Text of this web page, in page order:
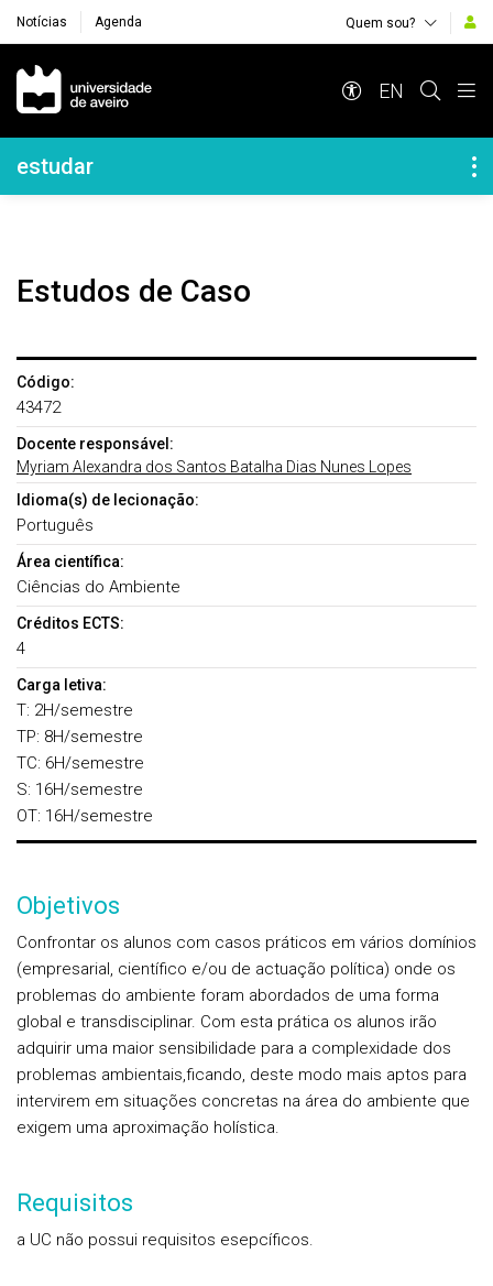
Notícias Agenda Quem sou?
Navegação Principal
EN
Navegação Lateral
estudar
Estudos de Caso
Código:
43472
Docente responsável:
Myriam Alexandra dos Santos Batalha Dias Nunes Lopes
Idioma(s) de lecionação:
Português
Área científica:
Ciências do Ambiente
Créditos ECTS:
4
Carga letiva:
T: 2H/semestre
TP: 8H/semestre
TC: 6H/semestre
S: 16H/semestre
OT: 16H/semestre
Objetivos
Confrontar os alunos com casos práticos em vários domínios
(empresarial, científico e/ou de actuação política) onde os
problemas do ambiente foram abordados de uma forma
global e transdisciplinar. Com esta prática os alunos irão
adquirir uma maior sensibilidade para a complexidade dos
problemas ambientais,ficando, deste modo mais aptos para
intervirem em situações concretas na área do ambiente que
exigem uma aproximação holística.
Requisitos
a UC não possui requisitos esepcíficos.